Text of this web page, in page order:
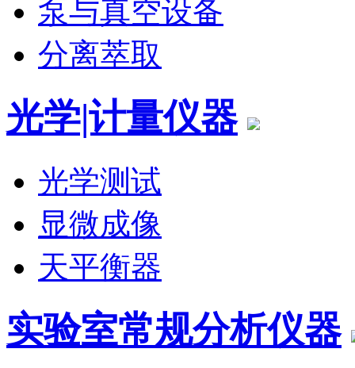
泵与真空设备
分离萃取
光学|计量仪器
光学测试
显微成像
天平衡器
实验室常规分析仪器